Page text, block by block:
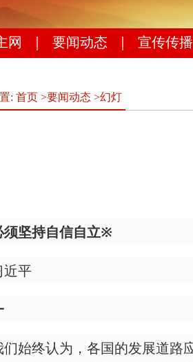
网 要闻动态 宣传传播
: 首页 >要闻动态 >幻灯
须坚持自信自立※
近平
们始终认为，各国的发展道路